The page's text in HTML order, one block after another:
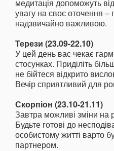
медитація допоможуть
увагу на своє оточення –
надзвичайно важливою.
Терези (23.09-22.10)
У цей день вас чекає
стосунках. Приділіть
не бійтеся відкрито
Вечір сприятливий для
Скорпіон (23.10-21.11)
Завтра можливі зміни на
Будьте готові до
особистому житті варто
партнером.